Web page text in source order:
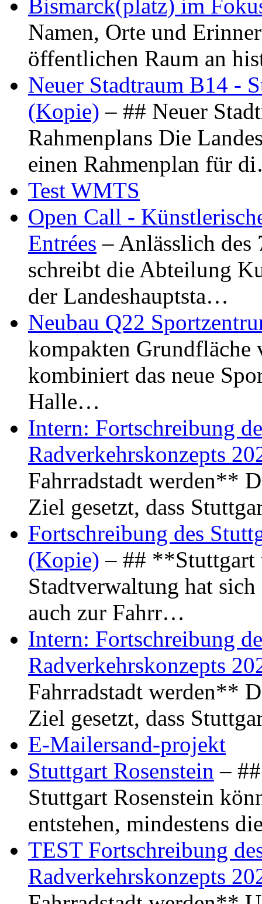
Bismarck(platz) im
Namen, Orte und
öffentlichen Raum an
Neuer Stadtraum B14 -
(Kopie) – ## Neuer
Rahmenplans Die
einen Rahmenplan für
Test WMTS
Open Call -
Entrées – Anlässlich
schreibt die Abteilung
der Landeshauptsta…
Neubau Q22
kompakten Grundfläche
kombiniert das neue
Halle…
Intern: Fortschreibung
Radverkehrskonzepts
Fahrradstadt werden**
Ziel gesetzt, dass
Fortschreibung des
(Kopie) – ## **Stuttgart
Stadtverwaltung hat
auch zur Fahrr…
Intern: Fortschreibung
Radverkehrskonzepts
Fahrradstadt werden**
Ziel gesetzt, dass
E-Mailersand-projekt
Stuttgart Rosenstein –
Stuttgart Rosenstein
entstehen, mindestens
TEST Fortschreibung
Radverkehrskonzepts